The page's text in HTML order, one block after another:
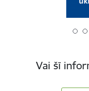
Vai šī